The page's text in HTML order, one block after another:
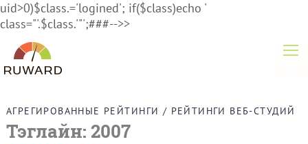
uid>0)$class.='logined'; if($class)echo '
class="'.$class.'"';###-->>
АГРЕГИРОВАННЫЕ РЕЙТИНГИ / РЕЙТИНГИ ВЕБ-СТУДИЙ
Тэглайн: 2007